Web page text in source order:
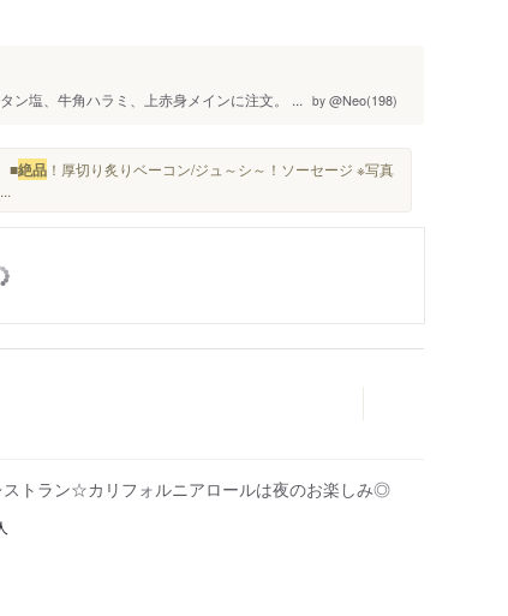
ン塩、牛角ハラミ、上赤身メインに注文。 ... by @Neo(198)
■絶品 ！厚切り炙りベーコン/ジュ～シ～！ソーセージ ※写真
トラン☆カリフォルニアロールは夜のお楽しみ◎